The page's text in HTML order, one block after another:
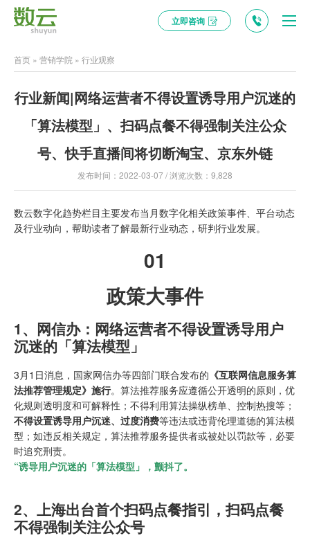
立即咨询
首页 » 营销学院 » 行业观察
行业新闻|网络运营者不得设置诱导用户沉迷的
「算法模型」、扫码点餐不得强制关注公众
号、快手直播间将切断淘宝、京东外链
发布时间：2022-03-07 / 浏览次数：9,828
数云数字化趋势栏目主要发布当月数字化相关政策事件、平台动态
及行业动向，帮助读者了解最新行业动态，研判行业发展。
01
政策大事件
1、网信办：网络运营者不得设置诱导用户
沉迷的「算法模型」
3月1日消息，国家网信办等四部门联合发布的 《互联网信息服务算
法推荐管理规定》施行。算法推荐服务应遵循公开透明的原则，优
化规则透明度和可解释性；不得利用算法操纵榜单、控制热搜等；
不得设置诱导用户沉迷、过度消费等违法或违背伦理道德的算法模
型；如违反相关规定，算法推荐服务提供者或被处以罚款等，必要
时追究刑责。
“诱导用户沉迷的「算法模型」，颤抖了。
2、上海出台首个扫码点餐指引，扫码点餐
不得强制关注公众号